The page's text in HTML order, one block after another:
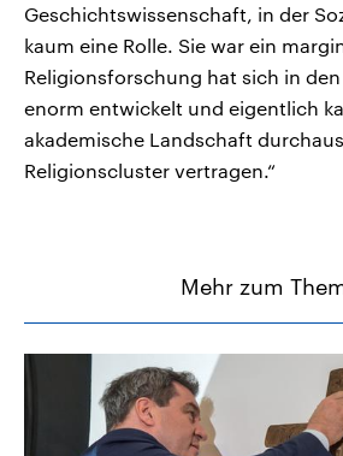
Geschichtswissenschaft, in der
kaum eine Rolle. Sie war ein
Religionsforschung hat sich in
enorm entwickelt und eigentlich
akademische Landschaft
Religionscluster vertragen.“
Mehr zum